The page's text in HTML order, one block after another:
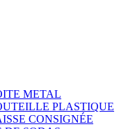
METAL
PLASTIQUE
CONSIGNÉE